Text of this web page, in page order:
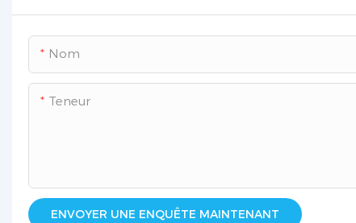
Nom
Teneur
ENVOYER UNE ENQUÊTE MAINTENANT